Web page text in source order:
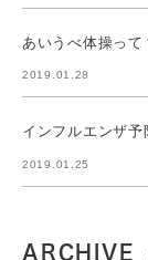
あいうべ体操って
2019.01.28
インフルエンザ予
2019.01.25
ARCHIVE